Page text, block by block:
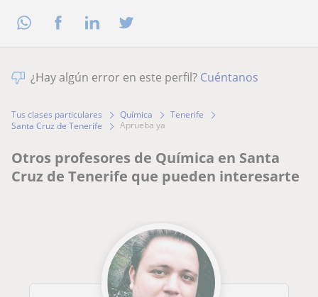
¿Hay algún error en este perfil? Cuéntanos
Tus clases particulares Química
Tenerife
Santa Cruz de Tenerife
aprueba ya
Otros profesores de Química en Santa
Cruz de Tenerife que pueden interesarte